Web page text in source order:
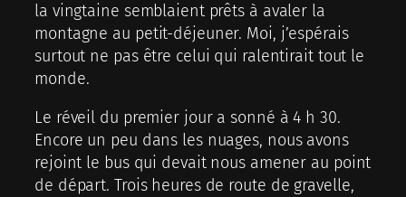
la vingtaine semblaient prêts à avaler la
montagne au petit-déjeuner. Moi, j’espérais
surtout ne pas être celui qui ralentirait tout le
monde.
Le réveil du premier jour a sonné à 4 h 30.
Encore un peu dans les nuages, nous avons
rejoint le bus qui devait nous amener au point
de départ. Trois heures de route de gravelle,